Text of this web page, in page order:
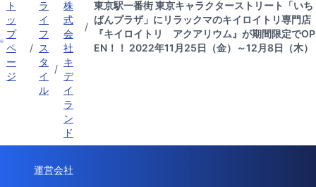
ト
ッ
プ
ペ
ー
ジ
/
ラ
イ
フ
ス
タ
イ
ル
/
株
式
会
社
キ
デ
イ
ラ
ン
ド
/
東京駅一番街 東京キャラクターストリート「いち
ばんプラザ」にリラックマのキイロイトリ専門店
『キイロイトリ アクアリウム』が期間限定でOP
EN！！ 2022年11月25日（金）～12月8日（木）
運営会社